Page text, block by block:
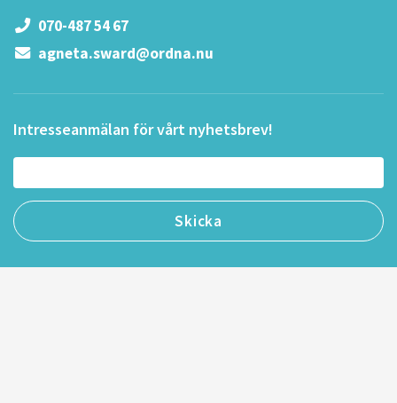
070-487 54 67
agneta.sward@ordna.nu
Intresseanmälan för vårt nyhetsbrev!